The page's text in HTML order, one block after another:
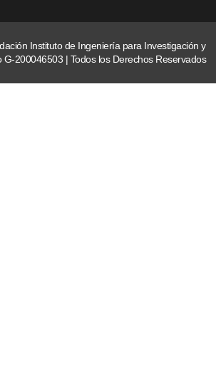
Instituto de Ingeniería para Investigación y
G-200046503 | Todos los Derechos Reservados